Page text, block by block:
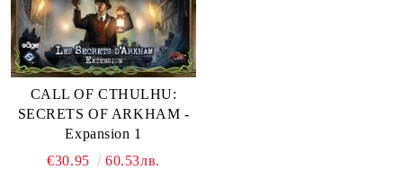
CALL OF CTHULHU:
SECRETS OF ARKHAM -
Expansion 1
€30.95
60.53лв.